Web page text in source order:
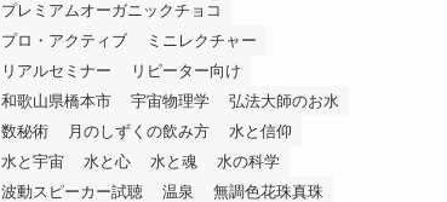
プレミアムオーガニックチョコ
プロ・アクティブ
ミニレクチャー
リアルセミナー
リピーター向け
和歌山県橋本市
宇宙物理学
弘法大師のお水
数秘術
月のしずくの飲み方
水と信仰
水と宇宙
水と心 水と魂
水の科学
波動スピーカー試聴
温泉
無調色花珠真珠